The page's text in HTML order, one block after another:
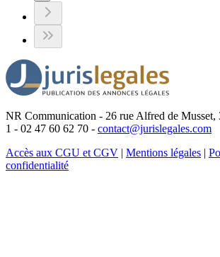
NR Communication - 26 rue Alfred de Musset,
1 - 02 47 60 62 70 - contact@jurislegales.com
Accès aux CGU et CGV | Mentions légales |
confidentialité